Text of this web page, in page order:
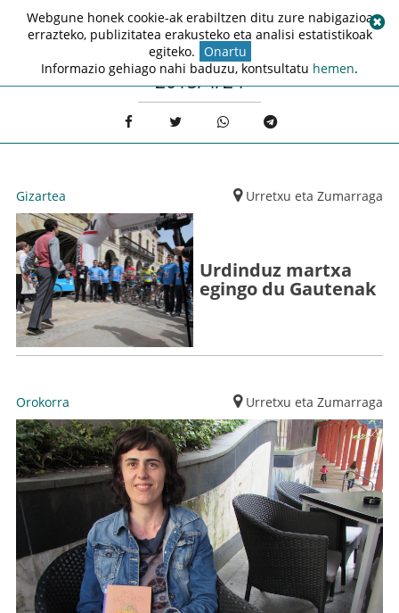
2015/4/24
Gizartea Urretxu eta Zumarraga
Urdinduz martxa
egingo du Gautenak
Orokorra Urretxu eta Zumarraga
Webgune honek cookie-ak erabiltzen ditu zure nabigazioa
errazteko, publizitatea erakusteko eta analisi estatistikoak
egiteko. Onartu
Informazio gehiago nahi baduzu, kontsultatu hemen.